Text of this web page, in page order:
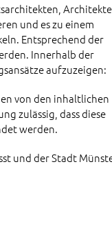
und es zu einem
Entsprechend der
Innerhalb der
aufzuzeigen:
von den inhaltlichen
zulässig, dass diese
werden.
und der Stadt